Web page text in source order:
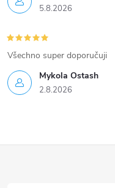
5.8.2026
Mykola Ostash
2.8.2026
Všechno super doporučuji